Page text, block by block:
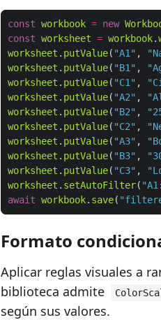
const workbook = new
const worksheet = workbook.
worksheet . putValue( "A1" ,
worksheet . putValue( "B1" ,
worksheet . putValue( "C1" ,
worksheet . putValue( "A2" ,
worksheet . putValue( "B2" ,
worksheet . putValue( "C2" ,
worksheet . putValue( "A3" ,
worksheet . putValue( "B3" ,
worksheet . putValue( "C3" ,
worksheet . setAutoFilter(
await workbook. save(
Formato
Aplicar reglas visuales a
biblioteca admite
según sus valores.